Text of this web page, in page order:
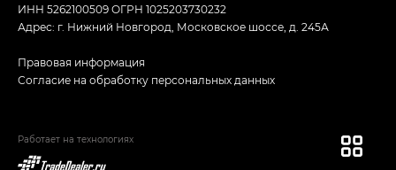
ИНН 5262100509ОГРН 1025203730232
Адрес: г. Нижний Новгород, Московское шоссе, д. 245А
Правовая информация
Согласие на обработку персональных данных
Работает на технологиях